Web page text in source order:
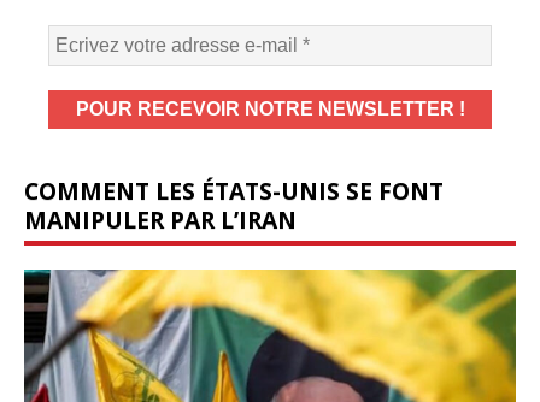
COMMENT LES ÉTATS-UNIS SE FONT
MANIPULER PAR L’IRAN